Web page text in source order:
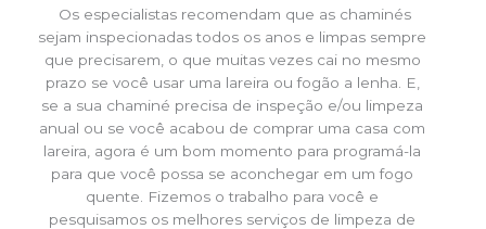
Os especialistas recomendam que as chaminés
sejam inspecionadas todos os anos e limpas sempre
que precisarem, o que muitas vezes cai no mesmo
prazo se você usar uma lareira ou fogão a lenha. E,
se a sua chaminé precisa de inspeção e/ou limpeza
anual ou se você acabou de comprar uma casa com
lareira, agora é um bom momento para programá-la
para que você possa se aconchegar em um fogo
quente. Fizemos o trabalho para você e
pesquisamos os melhores serviços de limpeza de